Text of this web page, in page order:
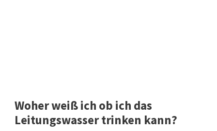
Woher weiß ich ob ich das
Leitungswasser trinken kann?